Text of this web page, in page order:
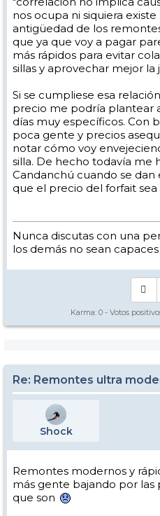
nos ocupa ni siquiera
antigüedad de los
que ya que voy a pagar
más rápidos para evitar
sillas y aprovechar mejor la
Si se cumpliese esa
precio me podría plantear
días muy específicos. Con
poca gente y precios
notar cómo voy
silla. De hecho todavía me
Candanchú cuando se dan
que el precio del forfait
Nunca discutas con una
los demás no sean
Karma: 0 - Votos
Re: Remontes ultra
Shock
Remontes modernos y
más gente bajando por las
que son